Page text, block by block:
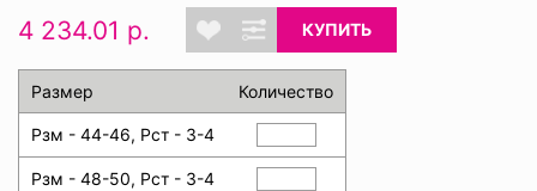
4 234.01 р. КУПИТЬ
Размер Количество
Рзм - 44-46, Рст - 3-4
Рзм - 48-50, Рст - 3-4